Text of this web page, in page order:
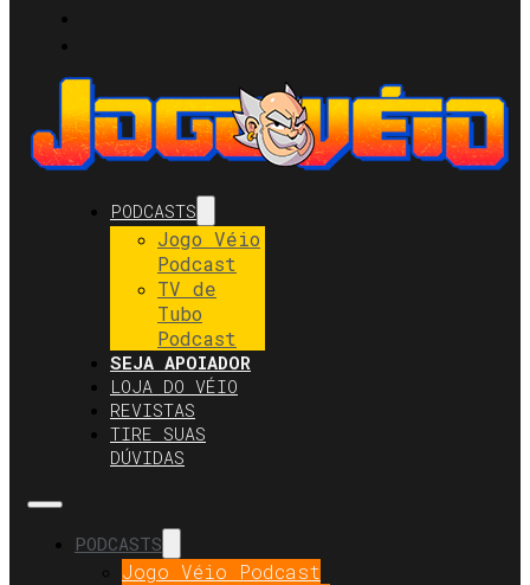
PODCASTS
Jogo Véio
Podcast
TV de
Tubo
Podcast
SEJA APOIADOR
LOJA DO VÉIO
REVISTAS
TIRE SUAS
DÚVIDAS
PODCASTS
Jogo Véio Podcast